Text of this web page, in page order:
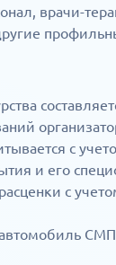
врачи-
с
и его
с